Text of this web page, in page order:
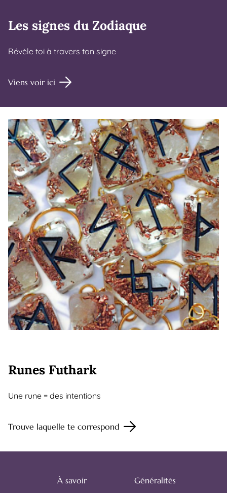
Les signes du Zodiaque
Révèle toi à travers ton signe
Viens voir ici
Runes Futhark
Une rune = des intentions
Trouve laquelle te correspond
À savoir Généralités